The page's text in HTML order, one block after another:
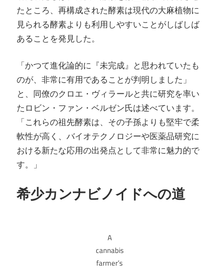
たところ、再構成された酵素は現代の大麻植物に
見られる酵素よりも利用しやすいことがしばしば
あることを発見した。
「かつて進化論的に『未完成』と思われていたも
のが、非常に有用であることが判明しました」
と、同僚のクロエ・ヴィラールと共に研究を率い
たロビン・ファン・ベルゼン氏は述べています。
「これらの祖先酵素は、その子孫よりも堅牢で柔
軟性が高く、バイオテクノロジーや医薬品研究に
おける新たな応用の出発点として非常に魅力的で
す。」
希少カンナビノイドへの道
A
cannabis
farmer’s